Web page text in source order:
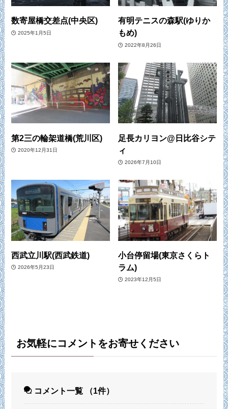
数寄屋橋交差点(中央区)
2025年1月5日
有明テニスの森駅(ゆりか
もめ)
2022年8月26日
第2三の輪架道橋(荒川区)
2020年12月31日
足長カリヨン@日比谷シテ
ィ
2026年7月10日
西武立川駅(西武鉄道)
2026年5月23日
小台停留場(東京さくらト
ラム)
2023年12月5日
お気軽にコメントをお寄せください
コメント一覧 （1件）